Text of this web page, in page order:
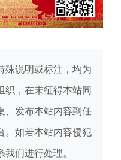
殊说明或标注，均为
织，在未征得本站同
、发布本站内容到任
。如若本站内容侵犯
们进行处理。